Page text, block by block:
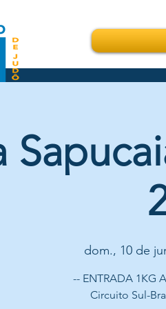
dom., 10 de
-- ENTRADA 1KG
Circuito Sul-